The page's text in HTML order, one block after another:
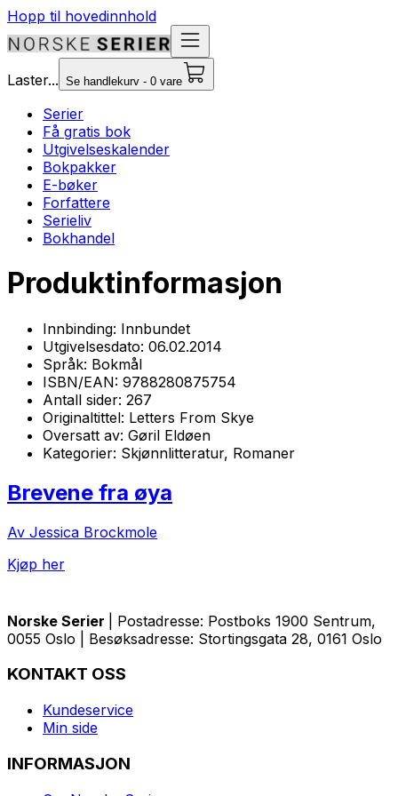
Hopp til hovedinnhold
Laster... Se handlekurv - 0 vare
Serier
Få gratis bok
Utgivelseskalender
Bokpakker
E-bøker
Forfattere
Serieliv
Bokhandel
Produktinformasjon
Innbinding: Innbundet
Utgivelsesdato: 06.02.2014
Språk: Bokmål
ISBN/EAN: 9788280875754
Antall sider: 267
Originaltittel: Letters From Skye
Oversatt av: Gøril Eldøen
Kategorier: Skjønnlitteratur, Romaner
Brevene fra øya
Av Jessica Brockmole
Kjøp her
Norske Serier
| Postadresse: Postboks 1900 Sentrum,
0055 Oslo | Besøksadresse: Stortingsgata 28, 0161 Oslo
KONTAKT OSS
Kundeservice
Min side
INFORMASJON